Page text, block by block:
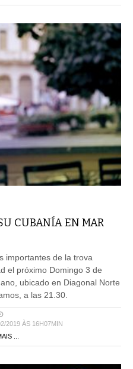
CUBANÍA EN MAR
importantes de la trova
el próximo Domingo 3 de
ubicado en Diagonal Norte
a las 21.30.
2019 ÀS 16H07MIN
...